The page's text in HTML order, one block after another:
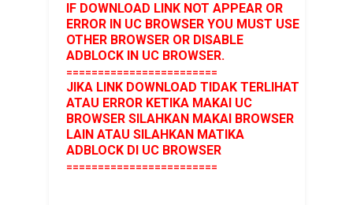
IF DOWNLOAD LINK NOT APPEAR OR
ERROR IN UC BROWSER YOU MUST USE
OTHER BROWSER OR DISABLE
ADBLOCK IN UC BROWSER.
========================
JIKA LINK DOWNLOAD TIDAK TERLIHAT
ATAU ERROR KETIKA MAKAI UC
BROWSER SILAHKAN MAKAI BROWSER
LAIN ATAU SILAHKAN MATIKA
ADBLOCK DI UC BROWSER
========================